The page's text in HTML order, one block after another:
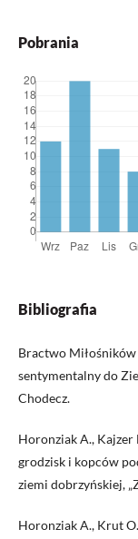
Pobrania
Bibliografia
Bractwo
sentymentalny do
Chodecz.
Horonziak A.,
grodzisk i kopców
ziemi dobrzyńskiej,
Horonziak A., Krut